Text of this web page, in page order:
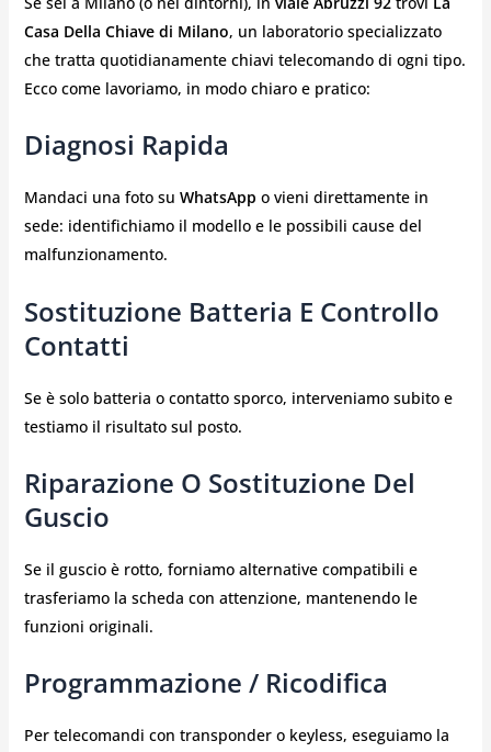
Casa Della Chiave di Milano, un laboratorio specializzato
che tratta quotidianamente chiavi telecomando di ogni tipo.
Ecco come lavoriamo, in modo chiaro e pratico:
Diagnosi Rapida
Mandaci una foto su WhatsApp o vieni direttamente in
sede: identifichiamo il modello e le possibili cause del
malfunzionamento.
Sostituzione Batteria E Controllo
Contatti
Se è solo batteria o contatto sporco, interveniamo subito e
testiamo il risultato sul posto.
Riparazione O Sostituzione Del
Guscio
Se il guscio è rotto, forniamo alternative compatibili e
trasferiamo la scheda con attenzione, mantenendo le
funzioni originali.
Programmazione / Ricodifica
Per telecomandi con transponder o keyless, eseguiamo la